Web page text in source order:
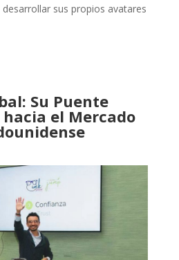
sus propios avatares
Su Puente
el Mercado